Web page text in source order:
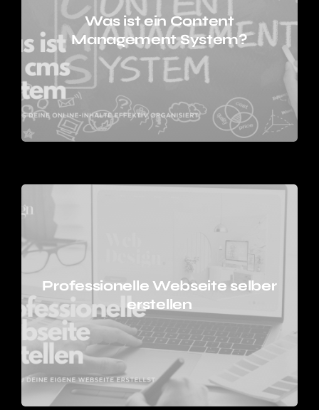
Was ist ein Content
Management System?
Professionelle Webseite selber
erstellen